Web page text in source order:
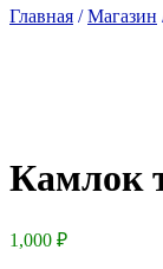
Главная /Магазин
Камлок
1,000 ₽